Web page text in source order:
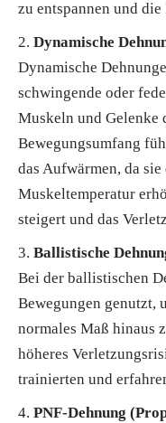
zu entspannen und
Dynamische
Dynamische
schwingende oder
Muskeln und Gelenke
Bewegungsumfang
das Aufwärmen, da
Muskeltemperatur
steigert und das
Ballistische
Bei der ballistischen
Bewegungen genutzt,
normales Maß hinaus
höheres
trainierten und
PNF-Dehnung